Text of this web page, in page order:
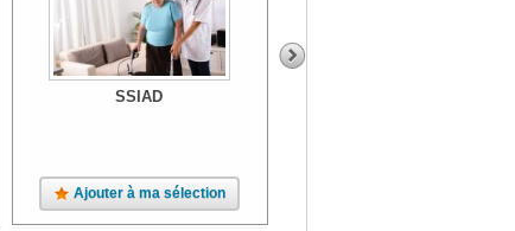
SSIAD
Ajouter à ma sélection